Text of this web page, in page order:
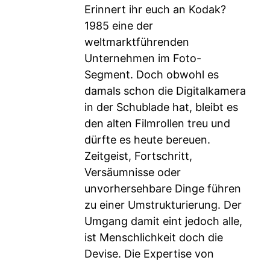
Erinnert ihr euch an Kodak?
1985 eine der
weltmarktführenden
Unternehmen im Foto-
Segment. Doch obwohl es
damals schon die Digitalkamera
in der Schublade hat, bleibt es
den alten Filmrollen treu und
dürfte es heute bereuen.
Zeitgeist, Fortschritt,
Versäumnisse oder
unvorhersehbare Dinge führen
zu einer Umstrukturierung. Der
Umgang damit eint jedoch alle,
ist Menschlichkeit doch die
Devise. Die Expertise von